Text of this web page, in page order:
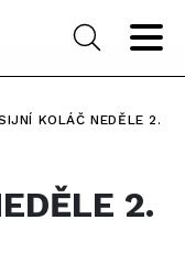
KOLÁČ NEDĚLE 2.
2.